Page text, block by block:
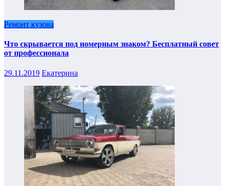
Ремонт кузова
Что скрывается под номерным знаком? Бесплатный совет
от профессионала
29.11.2019 Екатерина